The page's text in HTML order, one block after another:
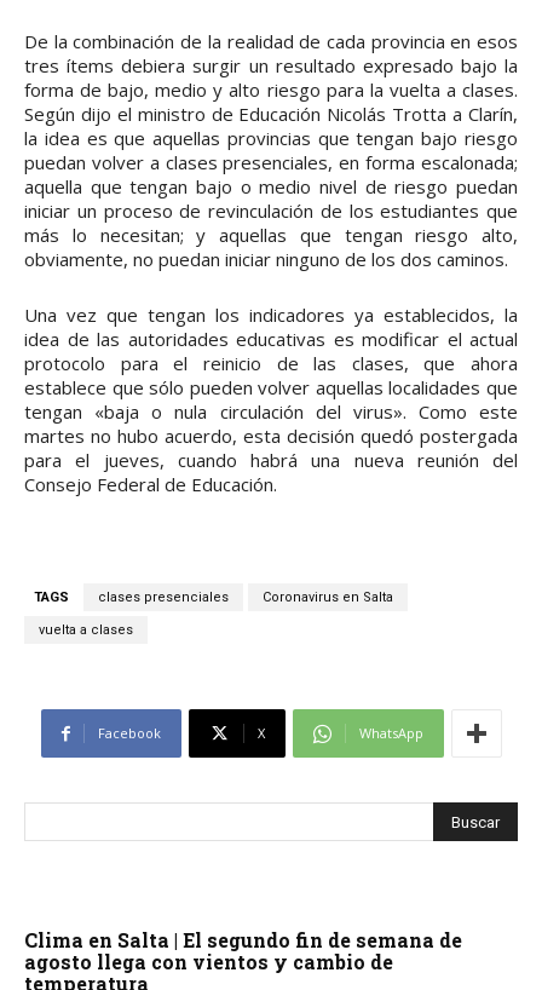
De la combinación de la realidad de cada provincia en esos
tres ítems debiera surgir un resultado expresado bajo la
forma de bajo, medio y alto riesgo para la vuelta a clases.
Según dijo el ministro de Educación Nicolás Trotta a Clarín,
la idea es que aquellas provincias que tengan bajo riesgo
puedan volver a clases presenciales, en forma escalonada;
aquella que tengan bajo o medio nivel de riesgo puedan
iniciar un proceso de revinculación de los estudiantes que
más lo necesitan; y aquellas que tengan riesgo alto,
obviamente, no puedan iniciar ninguno de los dos caminos.
Una vez que tengan los indicadores ya establecidos, la
idea de las autoridades educativas es modificar el actual
protocolo para el reinicio de las clases, que ahora
establece que sólo pueden volver aquellas localidades que
tengan «baja o nula circulación del virus». Como este
martes no hubo acuerdo, esta decisión quedó postergada
para el jueves, cuando habrá una nueva reunión del
Consejo Federal de Educación.
TAGS clases presenciales Coronavirus en Salta
vuelta a clases
Facebook X WhatsApp
Clima en Salta | El segundo fin de semana de
agosto llega con vientos y cambio de
temperatura